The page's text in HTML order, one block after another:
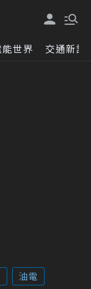
能世界 交通新訊
油電